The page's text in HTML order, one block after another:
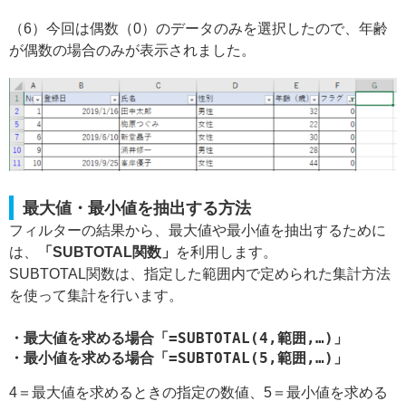
（6）今回は偶数（0）のデータのみを選択したので、年齢
が偶数の場合のみが表示されました。
最大値・最小値を抽出する方法
フィルターの結果から、最大値や最小値を抽出するために
は、
「SUBTOTAL関数」
を利用します。
SUBTOTAL関数は、指定した範囲内で定められた集計方法
を使って集計を行います。
・最大値を求める場合「=SUBTOTAL(4,範囲,…)」
・最小値を求める場合「=SUBTOTAL(5,範囲,…)」
4＝最大値を求めるときの指定の数値、5＝最小値を求める